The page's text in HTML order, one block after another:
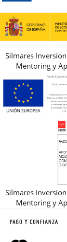
REBAJAS
Silmares
Mentoring y
Silmares
Mentoring y
PAGO Y CONFIANZA